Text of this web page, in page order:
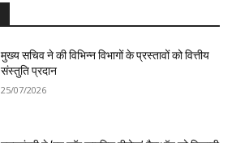
मुख्य सचिव ने की विभिन्न विभागों के प्रस्तावों को वित्तीय
संस्तुति प्रदान
25/07/2026